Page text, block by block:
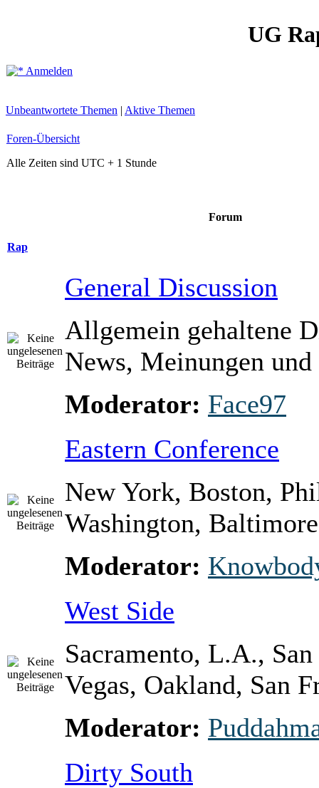
UG
Anmelden
Unbeantwortete Themen | Aktive Themen
Foren-Übersicht
Alle Zeiten sind UTC + 1 Stunde
Forum
Rap
General Discussion
Allgemein gehaltene
News, Meinungen und
Moderator: Face97
Eastern Conference
New York, Boston,
Washington,
Moderator:
West Side
Sacramento, L.A.,
Vegas, Oakland, San
Moderator:
Dirty South